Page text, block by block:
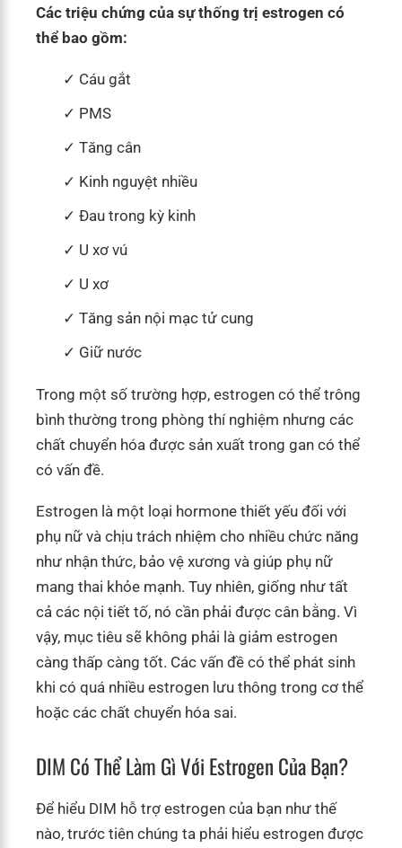
Các triệu chứng của sự thống trị estrogen có
thể bao gồm:
Cáu gắt
PMS
Tăng cân
Kinh nguyệt nhiều
Đau trong kỳ kinh
U xơ vú
U xơ
Tăng sản nội mạc tử cung
Giữ nước
Trong một số trường hợp, estrogen có thể trông
bình thường trong phòng thí nghiệm nhưng các
chất chuyển hóa được sản xuất trong gan có thể
có vấn đề.
Estrogen là một loại hormone thiết yếu đối với
phụ nữ và chịu trách nhiệm cho nhiều chức năng
như nhận thức, bảo vệ xương và giúp phụ nữ
mang thai khỏe mạnh. Tuy nhiên, giống như tất
cả các nội tiết tố, nó cần phải được cân bằng. Vì
vậy, mục tiêu sẽ không phải là giảm estrogen
càng thấp càng tốt. Các vấn đề có thể phát sinh
khi có quá nhiều estrogen lưu thông trong cơ thể
hoặc các chất chuyển hóa sai.
DIM Có Thể Làm Gì Với Estrogen Của Bạn?
Để hiểu DIM hỗ trợ estrogen của bạn như thế
nào, trước tiên chúng ta phải hiểu estrogen được